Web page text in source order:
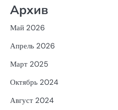
Архив
Май 2026
Апрель 2026
Март 2025
Октябрь 2024
Август 2024